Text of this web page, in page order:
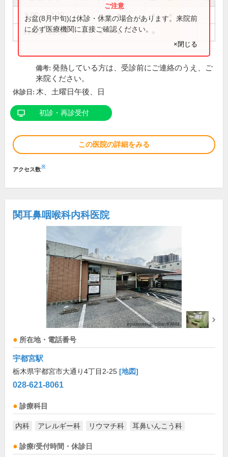
9:00～12:30 ● ● ● ●
14:30～18:00 ● ● ●
お盆(8月中旬)は休診・休業の場合があります。来院前
に必ず医療機関に直接ご確認ください。
×閉じる
備考: 発熱している方は、受診前にご連絡のうえ、ご
来院ください。
休診日: 木、土曜日午後、日
初診・再診受付
この医院の詳細をみる
アクセス数※
関耳鼻咽喉科内科医院
所在地・電話番号
宇都宮駅
栃木県宇都宮市大通り4丁目2-25 [地図]
028-621-8061
診療科目
内科 アレルギー科 リウマチ科 耳鼻いんこう科
診療/受付時間・休診日